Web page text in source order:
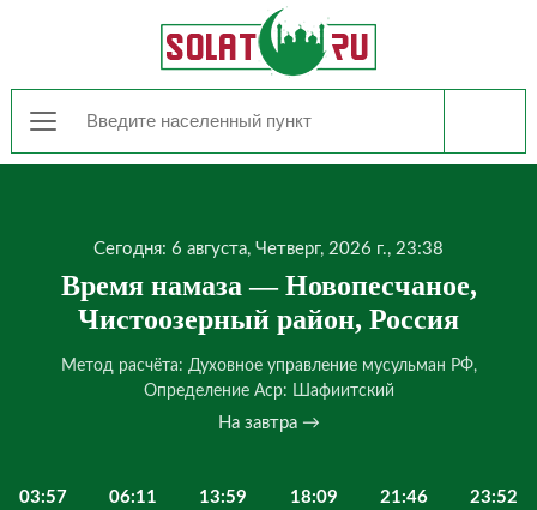
Сегодня: 6 августа, Четверг, 2026 г., 23:38
Время намаза — Новопесчаное,
Чистоозерный район, Россия
Метод расчёта: Духовное управление мусульман РФ,
Определение Аср: Шафиитский
На завтра →
03:57 06:11 13:59 18:09 21:46 23:52